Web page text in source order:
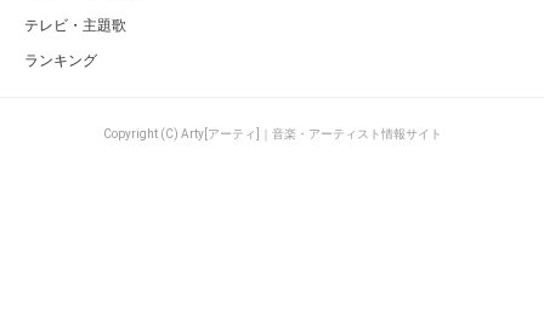
テレビ・主題歌
ランキング
Copyright (C) Arty[アーティ]｜音楽・アーティスト情報サイト